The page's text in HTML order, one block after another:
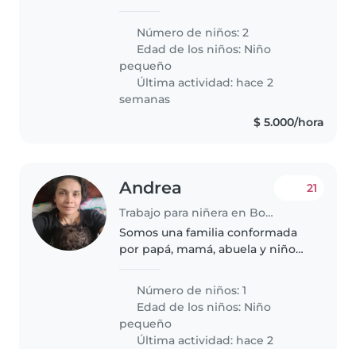
Número de niños: 2
Edad de los niños: Niño
pequeño
Última actividad: hace 2
semanas
$ 5.000/hora
Andrea
Trabajo para niñera en Bogotá
21
Somos una familia conformada
por papá, mamá, abuela y niño
una niñera de confianza que
pueda cuidar de nuestro hijo
enérgico, curioso e inteligente
de lunes..
Número de niños: 1
Edad de los niños: Niño
pequeño
Última actividad: hace 2